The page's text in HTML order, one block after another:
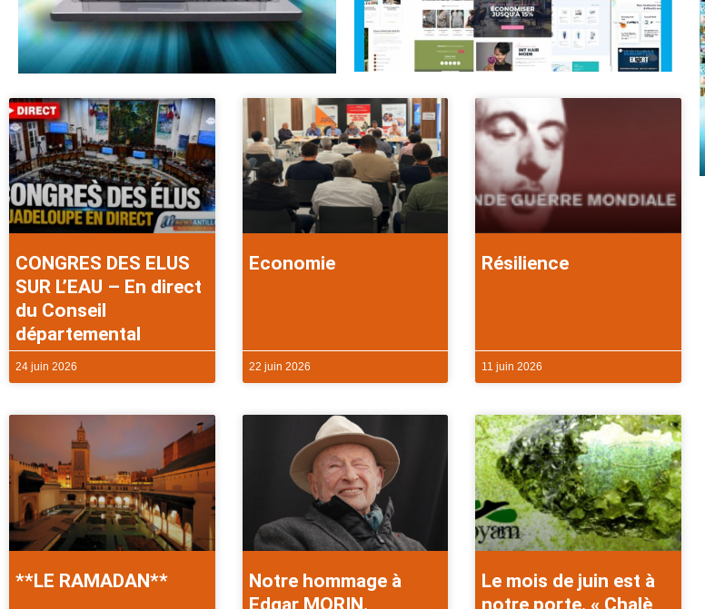
CONGRES DES ELUS
SUR L’EAU – En direct
du Conseil
départemental
24 juin 2026
Economie
22 juin 2026
Résilience
11 juin 2026
**LE RAMADAN**
Notre hommage à
Edgar MORIN.
Le mois de juin est à
notre porte. « Chalè